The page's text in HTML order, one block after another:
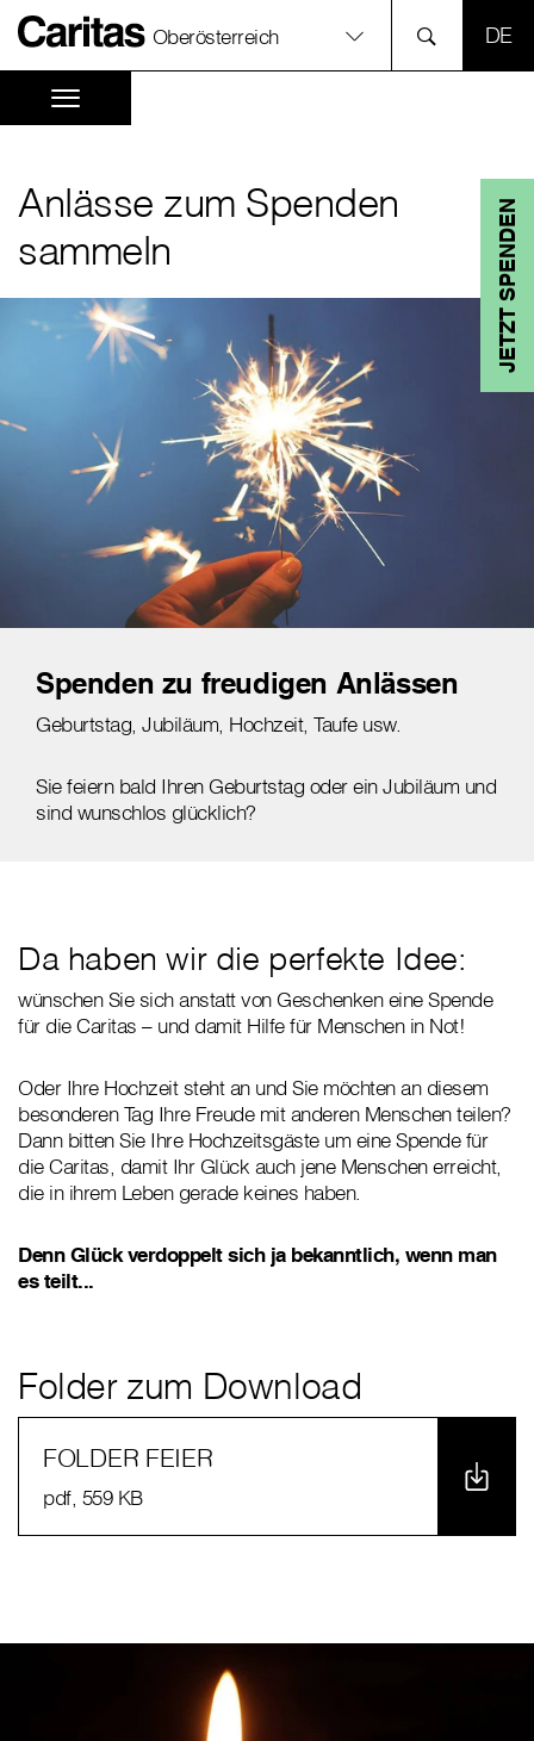
Oberösterreich
JETZT SPENDEN
Anlässe zum Spenden
sammeln
Spenden zu freudigen Anlässen
Geburtstag, Jubiläum, Hochzeit, Taufe usw.
Sie feiern bald Ihren Geburtstag oder ein Jubiläum und
sind wunschlos glücklich?
Da haben wir die perfekte Idee:
wünschen Sie sich anstatt von Geschenken eine Spende
für die Caritas – und damit Hilfe für Menschen in Not!
Oder Ihre Hochzeit steht an und Sie möchten an diesem
besonderen Tag Ihre Freude mit anderen Menschen teilen?
Dann bitten Sie Ihre Hochzeitsgäste um eine Spende für
die Caritas, damit Ihr Glück auch jene Menschen erreicht,
die in ihrem Leben gerade keines haben.
Denn Glück verdoppelt sich ja bekanntlich, wenn man
es teilt...
Folder zum Download
FOLDER FEIER
pdf, 559 KB